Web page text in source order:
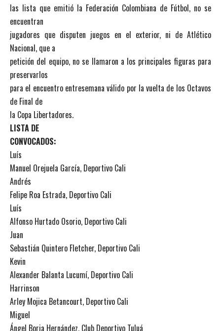
las lista que emitió la Federación Colombiana de Fútbol, no se
encuentran
jugadores que disputen juegos en el exterior, ni de Atlético
Nacional, que a
petición del equipo, no se llamaron a los principales figuras para
preservarlos
para el encuentro entresemana válido por la vuelta de los Octavos
de Final de
la Copa Libertadores.
LISTA DE
CONVOCADOS:
Luís
Manuel Orejuela García, Deportivo Cali
Andrés
Felipe Roa Estrada, Deportivo Cali
Luís
Alfonso Hurtado Osorio, Deportivo Cali
Juan
Sebastián Quintero Fletcher, Deportivo Cali
Kevin
Alexander Balanta Lucumí, Deportivo Cali
Harrinson
Arley Mojica Betancourt, Deportivo Cali
Miguel
Ángel Borja Hernández, Club Deportivo Tuluá